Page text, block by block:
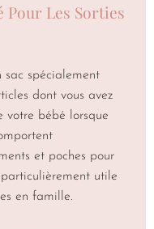
Pour Les Sorties
sac spécialement
dont vous avez
votre bébé lorsque
et poches pour
utile
en famille.